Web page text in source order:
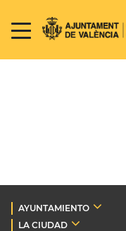
AYUNTAMIENTO
LA CIUDAD